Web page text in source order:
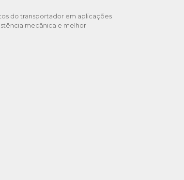
do transportador em aplicações
mecânica e melhor